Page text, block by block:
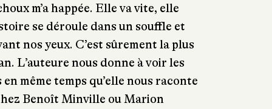
m’a happée. Elle va vite, elle
se déroule dans un souffle et
nos yeux. C’est sûrement la plus
L’auteure nous donne à voir les
même temps qu’elle nous raconte
Benoît Minville ou Marion